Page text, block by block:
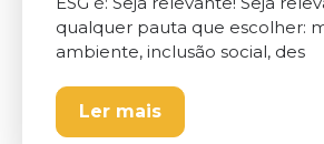
qualquer pauta que escolher:
ambiente, inclusão social, des
Ler mais